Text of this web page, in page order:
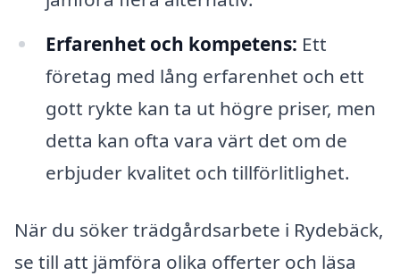
Erfarenhet och kompetens: Ett
företag med lång erfarenhet och ett
gott rykte kan ta ut högre priser, men
detta kan ofta vara värt det om de
erbjuder kvalitet och tillförlitlighet.
När du söker trädgårdsarbete i Rydebäck,
se till att jämföra olika offerter och läsa